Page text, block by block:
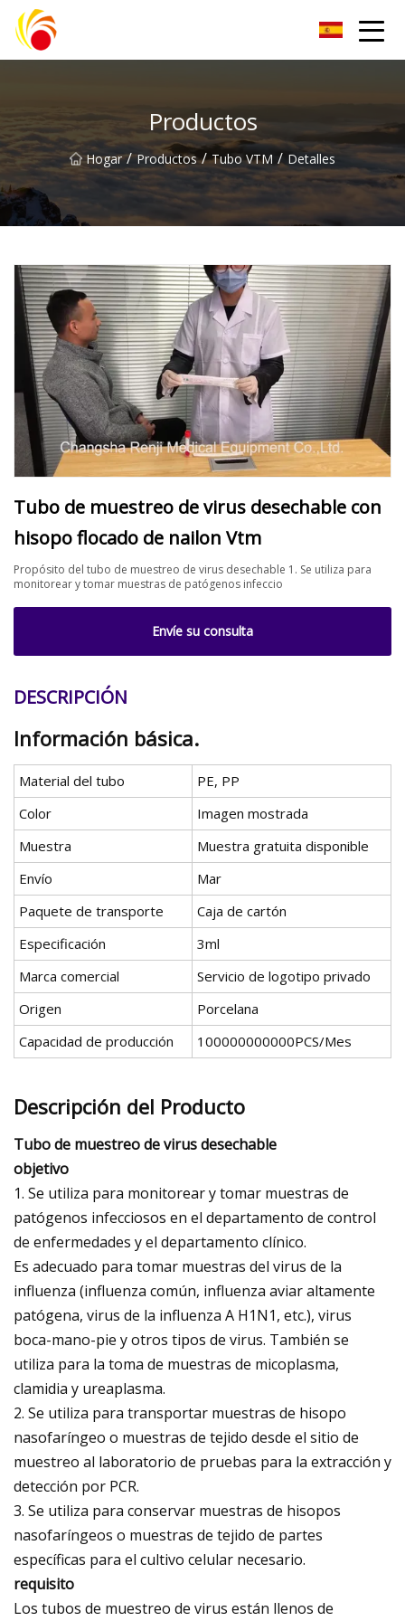
Artículos de laboratorio de plástico Co., Ltd de Wuxi
Productos
Hogar / Productos / Tubo VTM / Detalles
Tubo de muestreo de virus desechable con
hisopo flocado de nailon Vtm
Propósito del tubo de muestreo de virus desechable 1. Se utiliza para
monitorear y tomar muestras de patógenos infeccio
Envíe su consulta
DESCRIPCIÓN
Información básica.
Material del tubo
PE, PP
Color
Imagen mostrada
Muestra
Muestra gratuita disponible
Envío
Mar
Paquete de transporte
Caja de cartón
Especificación
3ml
Marca comercial
Servicio de logotipo privado
Origen
Porcelana
Capacidad de producción
100000000000PCS/Mes
Descripción del Producto
Tubo de muestreo de virus desechable
objetivo
1. Se utiliza para monitorear y tomar muestras de
patógenos infecciosos en el departamento de control
de enfermedades y el departamento clínico.
Es adecuado para tomar muestras del virus de la
influenza (influenza común, influenza aviar altamente
patógena, virus de la influenza A H1N1, etc.), virus
boca-mano-pie y otros tipos de virus. También se
utiliza para la toma de muestras de micoplasma,
clamidia y ureaplasma.
2. Se utiliza para transportar muestras de hisopo
nasofaríngeo o muestras de tejido desde el sitio de
muestreo al laboratorio de pruebas para la extracción y
detección por PCR.
3. Se utiliza para conservar muestras de hisopos
nasofaríngeos o muestras de tejido de partes
específicas para el cultivo celular necesario.
requisito
Los tubos de muestreo de virus están llenos de